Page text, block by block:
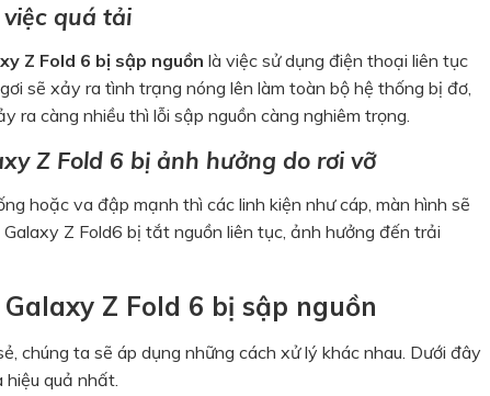
quá tải
Z Fold 6 bị sập nguồn là việc sử dụng điện thoại liên tục
sẽ xảy ra tình trạng nóng lên làm toàn bộ hệ thống bị đơ,
ra càng nhiều thì lỗi sập nguồn càng nghiêm trọng.
Z Fold 6 bị ảnh hưởng do rơi vỡ
hoặc va đập mạnh thì các linh kiện như cáp, màn hình sẽ
Z Fold6 bị tắt nguồn liên tục, ảnh hưởng đến trải
Z Fold 6 bị sập nguồn
chúng ta sẽ áp dụng những cách xử lý khác nhau. Dưới đây
hiệu quả nhất.